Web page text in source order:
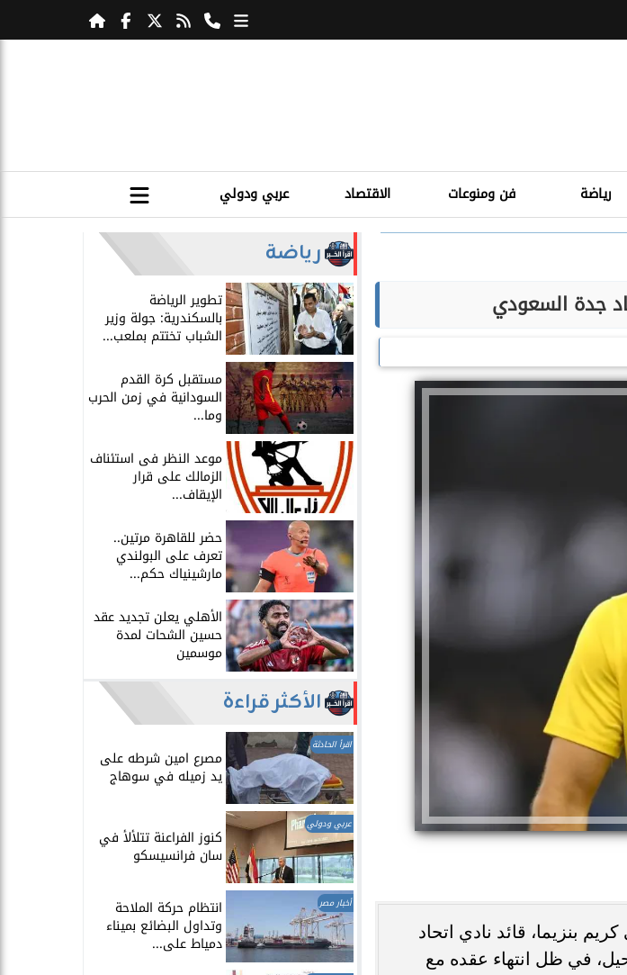
رياضة فن ومنوعات الاقتصاد عربي ودولي
جدة السعودي
بنزيما، قائد نادي اتحاد
في ظل انتهاء عقده مع
رياضة
​تطوير الرياضة
بالسكندرية: جولة وزير
الشباب تختتم بملعب...
مستقبل كرة القدم
السودانية في زمن الحرب
وما...
موعد النظر فى استئناف
الزمالك على قرار
الإيقاف...
حضر للقاهرة مرتين..
تعرف على البولندي
مارشينياك حكم...
الأهلي يعلن تجديد عقد
حسين الشحات لمدة
موسمين
الأكثر قراءة
اقرأ الحادثة
مصرع امين شرطه على
يد زميله في سوهاج
عربي ودولي
​كنوز الفراعنة تتلألأ في
سان فرانسيسكو
أخبار مصر انتظام حركة الملاحة
وتداول البضائع بميناء
دمياط على...